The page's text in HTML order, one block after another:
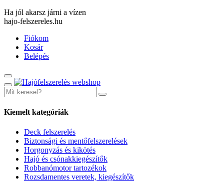
Ha jól akarsz járni a vízen
hajo-felszereles.hu
Fiókom
Kosár
Belépés
Kiemelt kategóriák
Deck felszerelés
Biztonsági és mentőfelszerelések
Horgonyzás és kikötés
Hajó és csónakkiegészítők
Robbanómotor tartozékok
Rozsdamentes veretek, kiegészítők